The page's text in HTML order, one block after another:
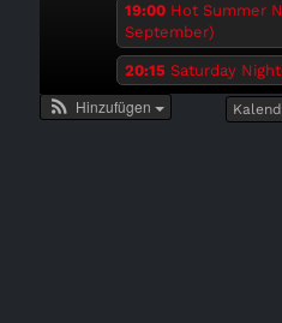
19:00 Hot Summer
September)
20:15 Saturday
Hinzufügen